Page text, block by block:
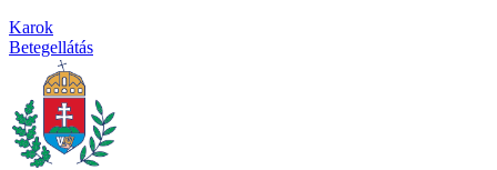
Karok
Betegellátás